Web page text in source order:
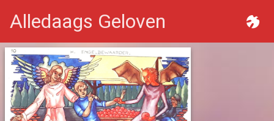
Alledaags Geloven